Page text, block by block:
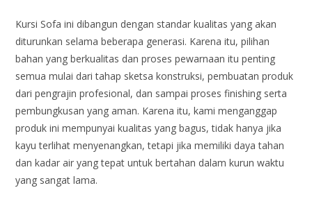
Kursi Sofa ini dibangun dengan standar kualitas yang akan
diturunkan selama beberapa generasi. Karena itu, pilihan
bahan yang berkualitas dan proses pewarnaan itu penting
semua mulai dari tahap sketsa konstruksi, pembuatan produk
dari pengrajin profesional, dan sampai proses finishing serta
pembungkusan yang aman. Karena itu, kami menganggap
produk ini mempunyai kualitas yang bagus, tidak hanya jika
kayu terlihat menyenangkan, tetapi jika memiliki daya tahan
dan kadar air yang tepat untuk bertahan dalam kurun waktu
yang sangat lama.